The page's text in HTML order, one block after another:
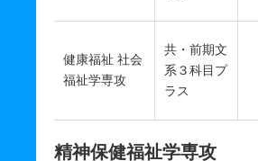
健康福祉 社会
福祉学専攻
共・前期文
系３科目プ
ラス
精神保健福祉学専攻